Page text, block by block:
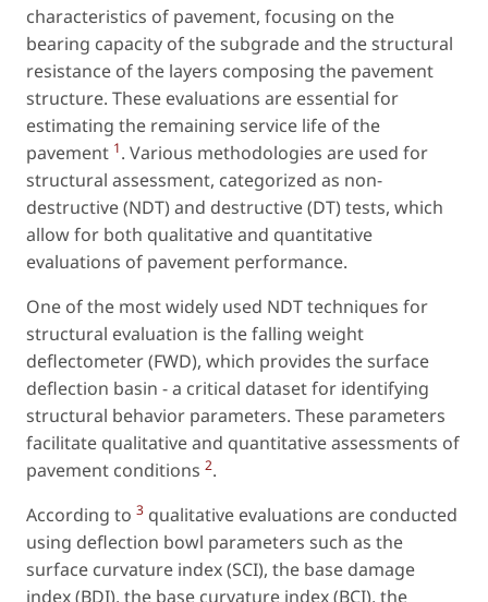
characteristics of pavement, focusing on the
bearing capacity of the subgrade and the structural
resistance of the layers composing the pavement
structure. These evaluations are essential for
estimating the remaining service life of the
pavement 1. Various methodologies are used for
structural assessment, categorized as non-
destructive(NDT) and destructive(DT) tests, which
allow for both qualitative and quantitative
evaluations of pavement performance.
One of the most widely used NDT techniques for
structural evaluation is the falling weight
deflectometer (FWD), which provides the surface
deflection basin - a critical dataset for identifying
structural behavior parameters. These parameters
facilitate qualitative and quantitative assessments of
pavement conditions 2.
According to 3 qualitative evaluations are conducted
using deflection bowl parameters such as the
surface curvature index (SCI), the base damage
index (BDI), the base curvature index (BCI), the